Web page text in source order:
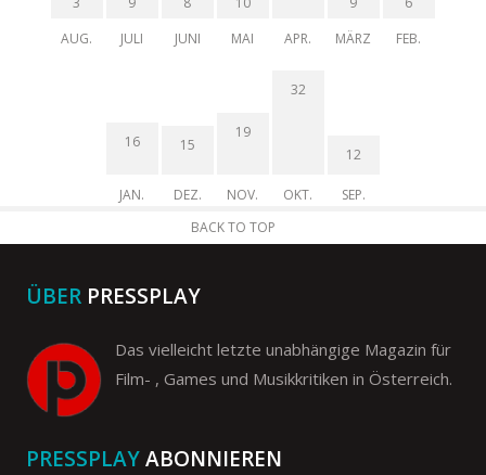
AUG.
JULI
JUNI
MAI
APR.
MÄRZ
FEB.
16
JAN.
15
DEZ.
19
NOV.
32
OKT.
12
SEP.
BACK TO TOP
ÜBER PRESSPLAY
Das vielleicht letzte unabhängige Magazin für
Film- , Games und Musikkritiken in Österreich.
PRESSPLAYABONNIEREN